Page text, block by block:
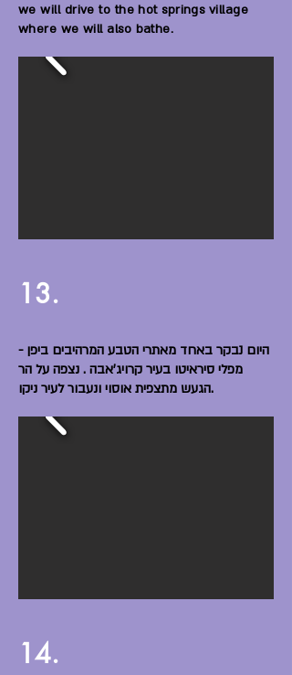
we will drive to the hot springs village
where we will also bathe.
13.
היום נבקר באחד מאתרי הטבע המרהיבים ביפן -
מפלי סיראיטו בעיר קרויג'אבה . נצפה על הר
הגעש מתצפית אוסוי ונעבור לעיר ניקו.
14.